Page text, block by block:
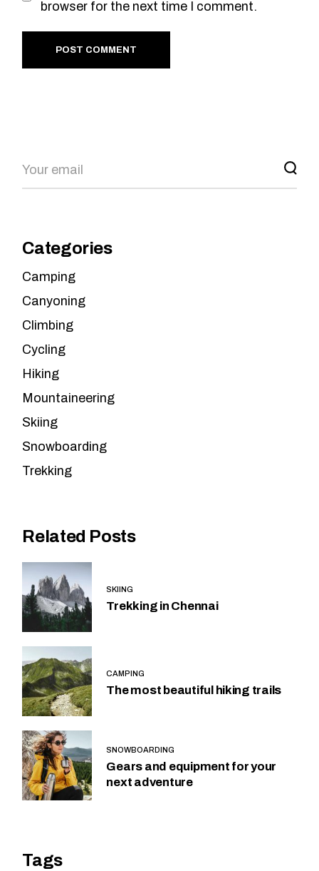
browser for the next time I comment.
POST COMMENT
Categories
Camping
Canyoning
Climbing
Cycling
Hiking
Mountaineering
Skiing
Snowboarding
Trekking
Related Posts
SKIING
Trekking in Chennai
CAMPING
The most beautiful hiking trails
SNOWBOARDING
Gears and equipment for your
next adventure
Tags